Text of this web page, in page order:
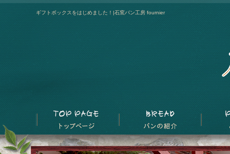
ギフトボックスをはじめました！|石窯パン工房 fournier